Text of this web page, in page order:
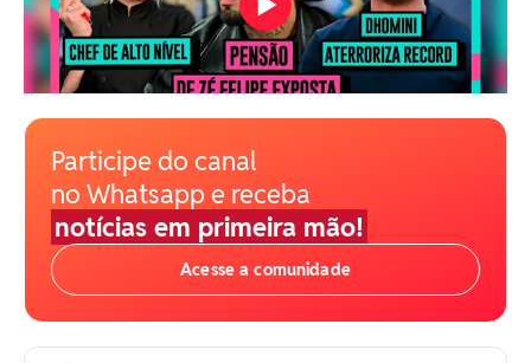
Participe do canal
no Whatsapp e receba
notícias em primeira mão!
Acesse a comunidade